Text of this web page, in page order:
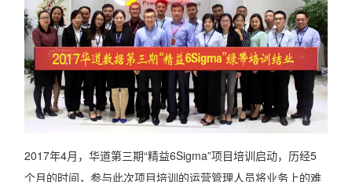
2017年4月，华道第三期“精益6Sigma”项目培训启动，历经5
个月的时间，参与此次项目培训的运营管理人员将业务上的难